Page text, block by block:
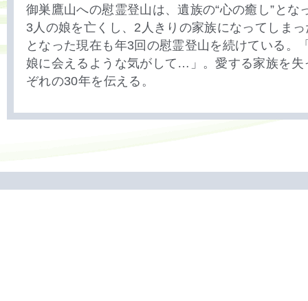
御巣鷹山への慰霊登山は、遺族の“心の癒し”とな
3人の娘を亡くし、2人きりの家族になってしま
となった現在も年3回の慰霊登山を続けている。
娘に会えるような気がして…」。愛する家族を失
ぞれの30年を伝える。